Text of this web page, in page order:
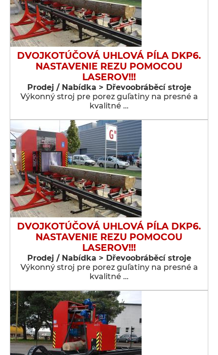
DVOJKOTÚČOVÁ UHLOVÁ PÍLA DKP6.
NASTAVENIE REZU POMOCOU
LASEROV!!!
Prodej / Nabídka > Dřevoobráběcí stroje
Výkonný stroj pre porez guľatiny na presné a
kvalitné …
DVOJKOTÚČOVÁ UHLOVÁ PÍLA DKP6.
NASTAVENIE REZU POMOCOU
LASEROV!!!
Prodej / Nabídka > Dřevoobráběcí stroje
Výkonný stroj pre porez guľatiny na presné a
kvalitné …